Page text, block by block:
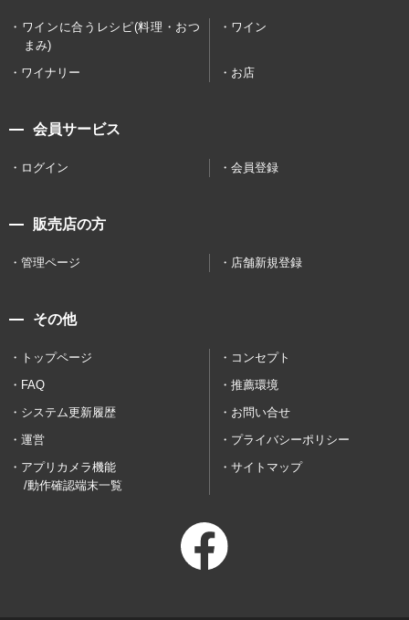
ワインに合うレシピ(料理・おつ
まみ)
ワイン
ワイナリー お店
会員サービス
ログイン 会員登録
販売店の方
管理ページ 店舗新規登録
その他
トップページ
コンセプト
FAQ
推薦環境
システム更新履歴
お問い合せ
運営
プライバシーポリシー
アプリカメラ機能
/動作確認端末一覧
サイトマップ